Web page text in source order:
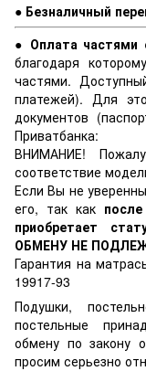
● Безналичный
● Оплата частями
благодаря
частями.
платежей). Для
документов
Приватбанка:
ВНИМАНИЕ!
соответствие
Если Вы не
его, так как
приобретает
ОБМЕНУ НЕ
Гарантия на
19917-93
Подушки,
постельные
обмену по закону
просим серьезно